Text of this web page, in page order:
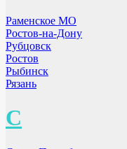
Раменское МО
Ростов-на-Дону
Рубцовск
Ростов
Рыбинск
Рязань
С